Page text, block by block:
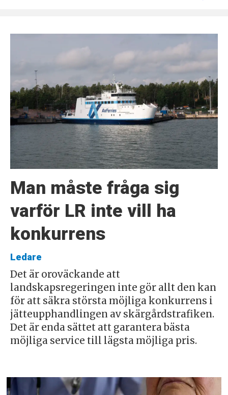
Man måste fråga sig
varför LR inte vill ha
konkurrens
Ledare
Det är oroväckande att
landskapsregeringen inte gör allt den kan
för att säkra största möjliga konkurrens i
jätteupphandlingen av skärgårdstrafiken.
Det är enda sättet att garantera bästa
möjliga service till lägsta möjliga pris.